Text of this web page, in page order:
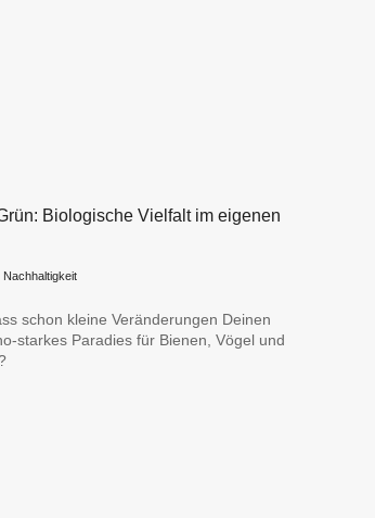
Biologische Vielfalt im eigenen
Nachhaltigkeit
schon kleine Veränderungen Deinen
starkes Paradies für Bienen, Vögel und